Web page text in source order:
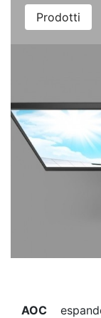
Prodotti
AOC